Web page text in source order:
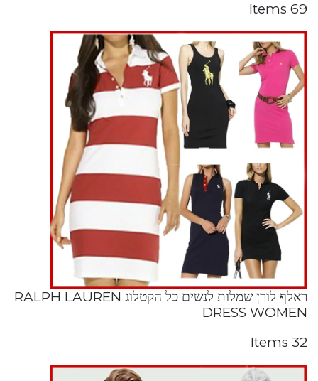
69 Items
ראלף לורן שמלות לנשים כל הקטלוג RALPH LAUREN
DRESS WOMEN
32 Items